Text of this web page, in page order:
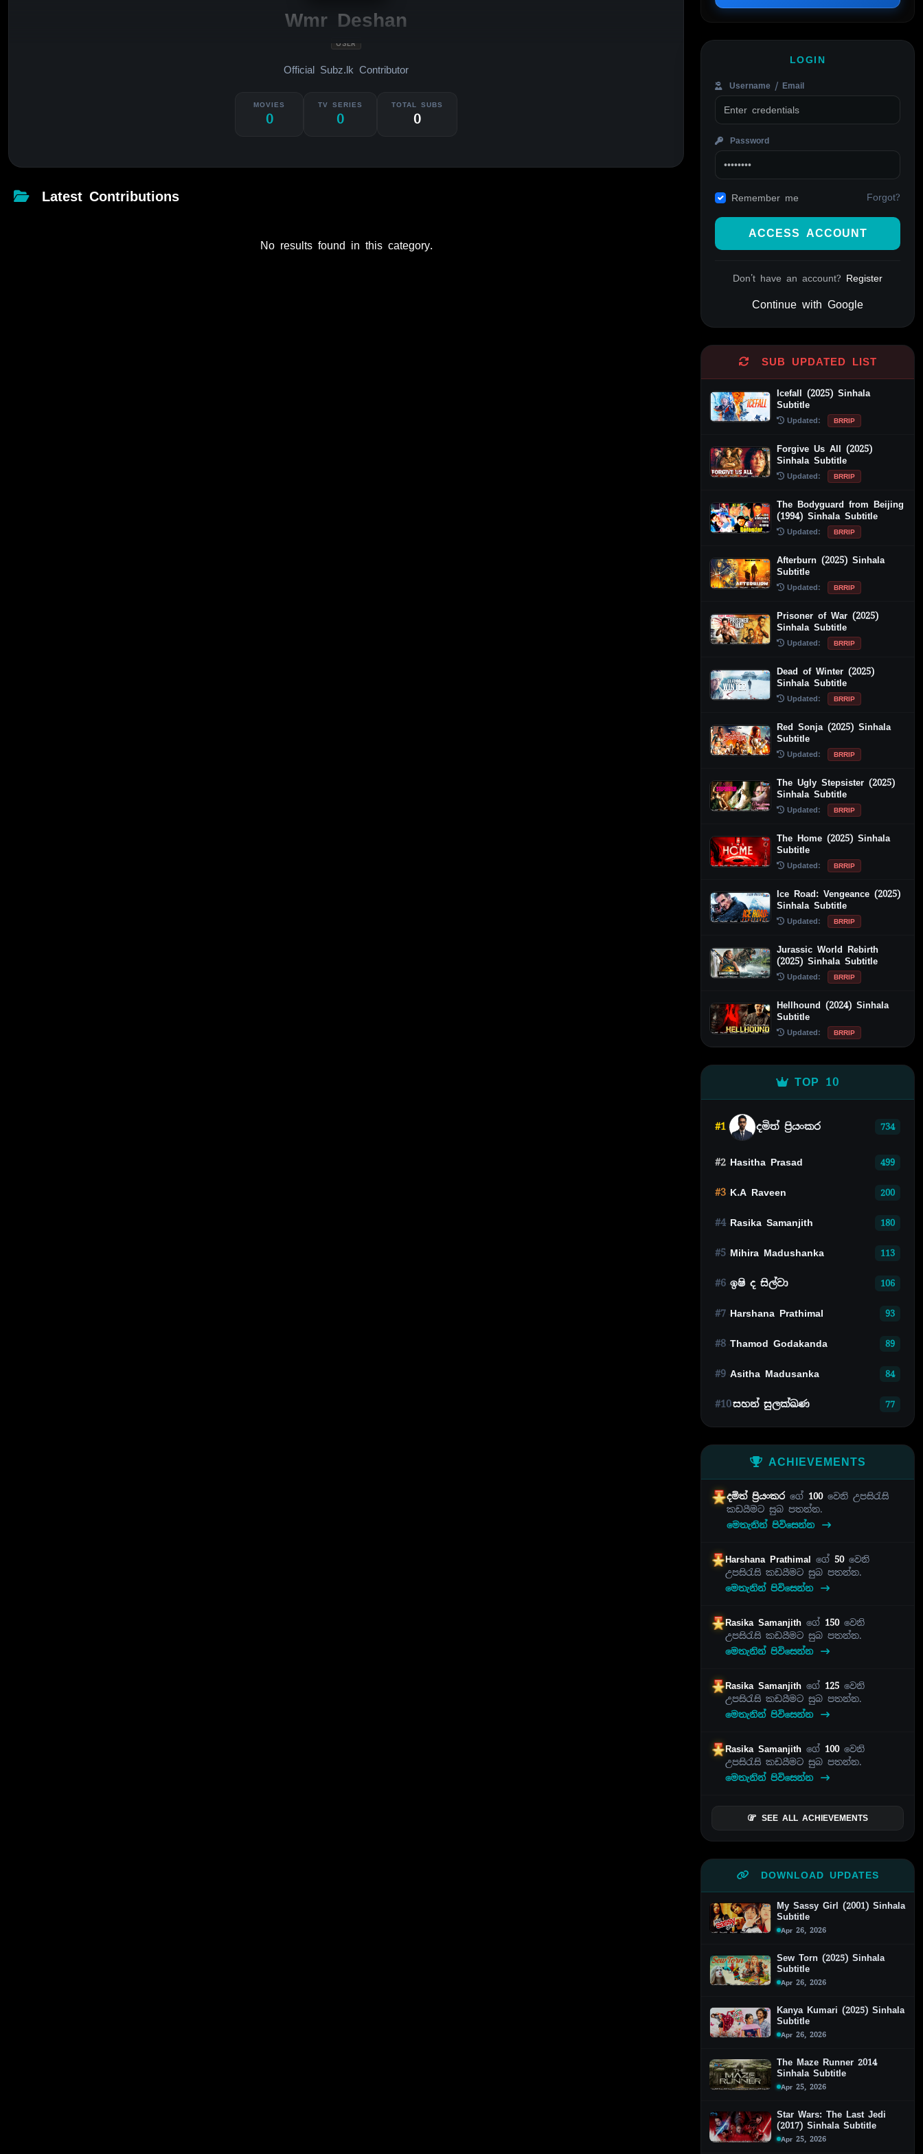
Wmr Deshan
USER
Official Subz.lk Contributor
MOVIES
0
TV SERIES
0
TOTAL SUBS
0
Latest Contributions
No results found in this category.
LOGIN
Username / Email
Password
Remember me Forgot?
ACCESS ACCOUNT
Don't have an account? Register
Continue with Google
SUB UPDATED LIST
Icefall (2025) Sinhala
Subtitle
Updated: BRRIP
Forgive Us All (2025)
Sinhala Subtitle
Updated: BRRIP
The Bodyguard from Beijing
(1994) Sinhala Subtitle
Updated: BRRIP
Afterburn (2025) Sinhala
Subtitle
Updated: BRRIP
Prisoner of War (2025)
Sinhala Subtitle
Updated: BRRIP
Dead of Winter (2025)
Sinhala Subtitle
Updated: BRRIP
Red Sonja (2025) Sinhala
Subtitle
Updated: BRRIP
The Ugly Stepsister (2025)
Sinhala Subtitle
Updated: BRRIP
The Home (2025) Sinhala
Subtitle
Updated: BRRIP
Ice Road: Vengeance (2025)
Sinhala Subtitle
Updated: BRRIP
Jurassic World Rebirth
(2025) Sinhala Subtitle
Updated: BRRIP
Hellhound (2024) Sinhala
Subtitle
Updated: BRRIP
TOP 10
#1 දමිත් ප්‍රියංකර 734
#2 Hasitha Prasad 499
#3 K.A Raveen 200
#4 Rasika Samanjith 180
#5 Mihira Madushanka 113
#6 ඉෂි ද සිල්වා 106
#7 Harshana Prathimal 93
#8 Thamod Godakanda 89
#9 Asitha Madusanka 84
#10සහන් සුලක්ඛණ 77
ACHIEVEMENTS
දමිත් ප්‍රියංකර ගේ 100වෙනි උපසිරැසි
කඩයීමට සුබ පතන්න.
මෙතැනින් පිවිසෙන්න
Harshana Prathimal ගේ 50වෙනි
උපසිරැසි කඩයීමට සුබ පතන්න.
මෙතැනින් පිවිසෙන්න
Rasika Samanjithගේ 150වෙනි
උපසිරැසි කඩයීමට සුබ පතන්න.
මෙතැනින් පිවිසෙන්න
Rasika Samanjithගේ 125 වෙනි
උපසිරැසි කඩයීමට සුබ පතන්න.
මෙතැනින් පිවිසෙන්න
Rasika Samanjithගේ 100වෙනි
උපසිරැසි කඩයීමට සුබ පතන්න.
මෙතැනින් පිවිසෙන්න
SEE ALL ACHIEVEMENTS
DOWNLOAD UPDATES
My Sassy Girl (2001) Sinhala
Subtitle
Apr 26, 2026
Sew Torn (2025) Sinhala
Subtitle
Apr 26, 2026
Kanya Kumari (2025) Sinhala
Subtitle
Apr 26, 2026
The Maze Runner 2014
Sinhala Subtitle
Apr 25, 2026
Star Wars: The Last Jedi
(2017) Sinhala Subtitle
Apr 25, 2026